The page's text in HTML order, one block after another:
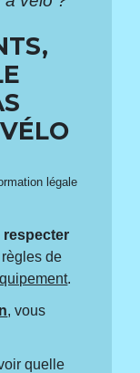
légale
respecter
règles de
.
, vous
quelle